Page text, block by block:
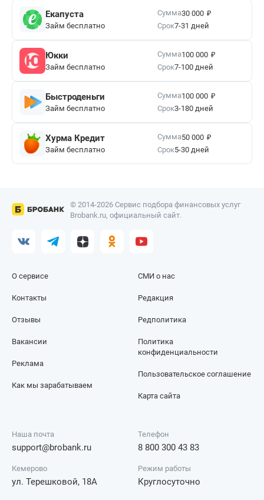
Екапуста
Займ бесплатно
Сумма30 000 ₽
Срок7-31 дней
Юкки
Займ бесплатно
Сумма100 000 ₽
Срок7-100 дней
Быстроденьги
Займ бесплатно
Сумма100 000 ₽
Срок3-180 дней
Хурма Кредит
Займ бесплатно
Сумма50 000 ₽
Срок5-30 дней
© 2014-2026 Сервис подбора финансовых услуг
Brobank.ru, официальный сайт.
О сервисе
Контакты
Отзывы
СМИ о нас
Редакция
Редполитика
Вакансии
Реклама
Как мы зарабатываем
Политика
конфиденциальности
Пользовательское соглашение
Карта сайта
Наша почта
support@brobank.ru
Телефон
8 800 300 43 83
Кемерово
ул. Терешковой, 18А
Режим работы
Круглосуточно